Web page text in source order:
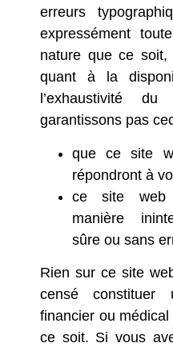
erreurs
expressément
nature que ce soit,
quant à la
l’exhaustivité
garantissons pas
que ce site
répondront à
ce site web
manière
sûre ou sans
Rien sur ce site
censé constituer
financier ou
ce soit. Si vous